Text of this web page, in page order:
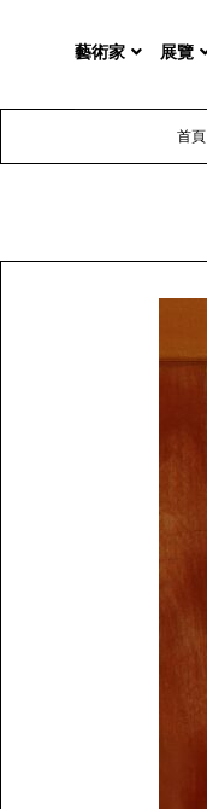
藝術家 展覽
首頁